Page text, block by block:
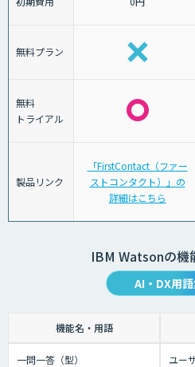
無料プラン
無料
トライアル
製品リンク
「FirstContact（ファー
ストコンタクト）」の
詳細はこちら
IBM Watsonの機
AI・DX用
機能名・用語
一問一答（型） ユー